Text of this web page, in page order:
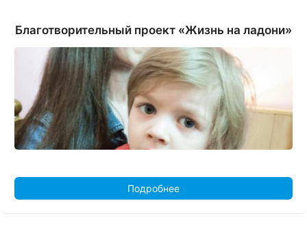
Благотворительный проект «Жизнь на ладони»
Подробнее